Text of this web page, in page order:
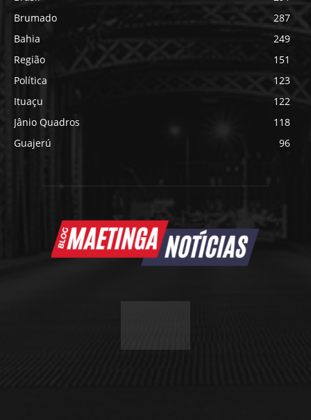
Brumado
287
Bahia
249
Região
151
Política
123
Ituaçu
122
Jânio Quadros
118
Guajerú
96